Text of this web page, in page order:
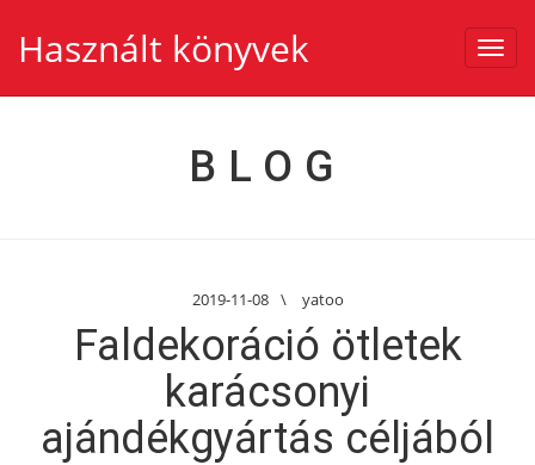
Használt könyvek
BLOG
2019-11-08 \ yatoo
Faldekoráció ötletek
karácsonyi
ajándékgyártás céljából